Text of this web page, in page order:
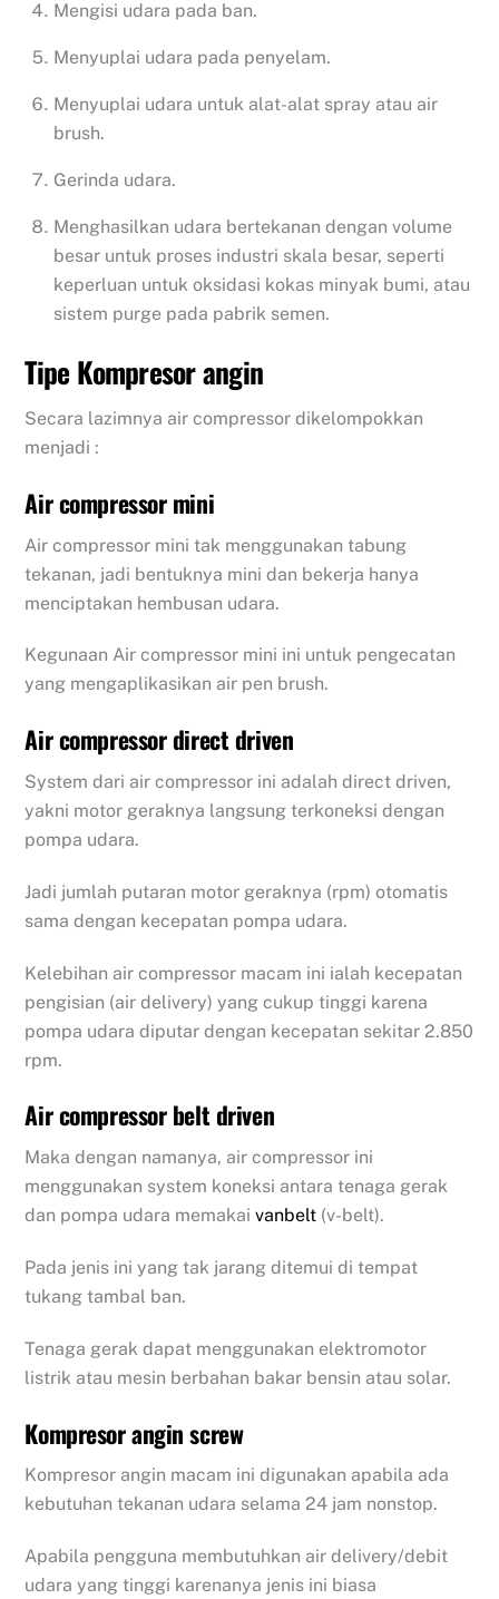
Mengisi udara pada ban.
Menyuplai udara pada penyelam.
Menyuplai udara untuk alat-alat spray atau air
brush.
Gerinda udara.
Menghasilkan udara bertekanan dengan volume
besar untuk proses industri skala besar, seperti
keperluan untuk oksidasi kokas minyak bumi, atau
sistem purge pada pabrik semen.
Tipe Kompresor angin
Secara lazimnya air compressor dikelompokkan
menjadi :
Air compressor mini
Air compressor mini tak menggunakan tabung
tekanan, jadi bentuknya mini dan bekerja hanya
menciptakan hembusan udara.
Kegunaan Air compressor mini ini untuk pengecatan
yang mengaplikasikan air pen brush.
Air compressor direct driven
System dari air compressor ini adalah direct driven,
yakni motor geraknya langsung terkoneksi dengan
pompa udara.
Jadi jumlah putaran motor geraknya (rpm) otomatis
sama dengan kecepatan pompa udara.
Kelebihan air compressor macam ini ialah kecepatan
pengisian (air delivery) yang cukup tinggi karena
pompa udara diputar dengan kecepatan sekitar 2.850
rpm.
Air compressor belt driven
Maka dengan namanya, air compressor ini
menggunakan system koneksi antara tenaga gerak
dan pompa udara memakaivanbelt (v-belt).
Pada jenis ini yang tak jarang ditemui di tempat
tukang tambal ban.
Tenaga gerak dapat menggunakan elektromotor
listrik atau mesin berbahan bakar bensin atau solar.
Kompresor angin screw
Kompresor angin macam ini digunakan apabila ada
kebutuhan tekanan udara selama 24 jam nonstop.
Apabila pengguna membutuhkan air delivery/debit
udara yang tinggi karenanya jenis ini biasa